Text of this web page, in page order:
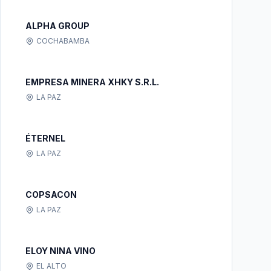
ALPHA GROUP
COCHABAMBA
EMPRESA MINERA XHKY S.R.L.
LA PAZ
ÉTERNEL
LA PAZ
COPSACON
LA PAZ
ELOY NINA VINO
EL ALTO